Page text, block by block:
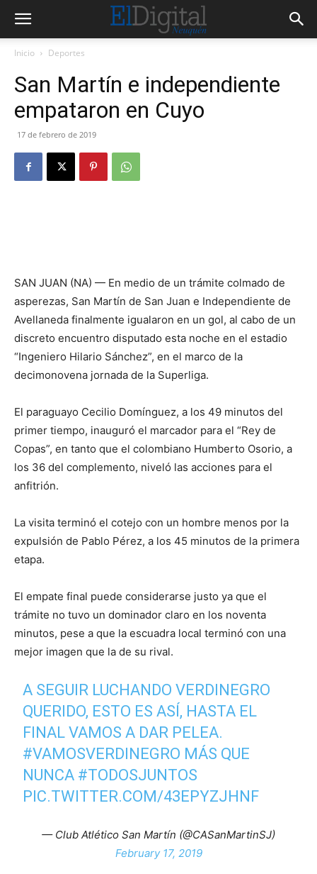
Inicio Deportes
San Martín e independiente
empataron en Cuyo
17 de febrero de 2019
SAN JUAN (NA) — En medio de un trámite colmado de
asperezas, San Martín de San Juan e Independiente de
Avellaneda finalmente igualaron en un gol, al cabo de un
discreto encuentro disputado esta noche en el estadio
“Ingeniero Hilario Sánchez”, en el marco de la
decimonovena jornada de la Superliga.
El paraguayo Cecilio Domínguez, a los 49 minutos del
primer tiempo, inauguró el marcador para el “Rey de
Copas”, en tanto que el colombiano Humberto Osorio, a
los 36 del complemento, niveló las acciones para el
anfitrión.
La visita terminó el cotejo con un hombre menos por la
expulsión de Pablo Pérez, a los 45 minutos de la primera
etapa.
El empate final puede considerarse justo ya que el
trámite no tuvo un dominador claro en los noventa
minutos, pese a que la escuadra local terminó con una
mejor imagen que la de su rival.
A SEGUIR LUCHANDO VERDINEGRO
QUERIDO, ESTO ES ASÍ, HASTA EL
FINAL VAMOS A DAR PELEA.
#VAMOSVERDINEGRO MÁS QUE
NUNCA #TODOSJUNTOS
PIC.TWITTER.COM/43EPYZJHNF
— Club Atlético San Martín (@CASanMartinSJ)
February 17, 2019